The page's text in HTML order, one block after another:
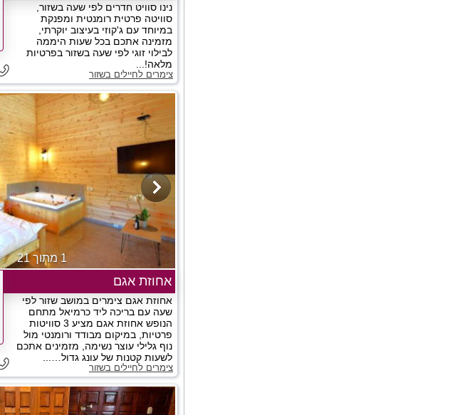
נינו סוויט חדרים לפי שעה בשזור,
סוויטה פרטית רומנטית ומפנקת
במיוחד עם ג'קוזי בעיצוב יוקרתי,
מזמינה אתכם בכל שעות היממה
לבילוי זוגי לפי שעה בשזור בפרטיות
מלאה!...
צימרים לחיילים בשזור
1 מתוך 21
אחוזת אגם
אחוזת אגם צימרים במושב שזור לפי
שעה עם בריכה ליד כרמיאל מתחם
הנופש אחוזת אגם מציע 3 סוויטות
פרטיות, במיקום מבודד ורומנטי מול
נוף גלילי עוצר נשימה, מזמינים אתכם
לשעות קטנות של עונג גדול…...
צימרים לחיילים בשזור